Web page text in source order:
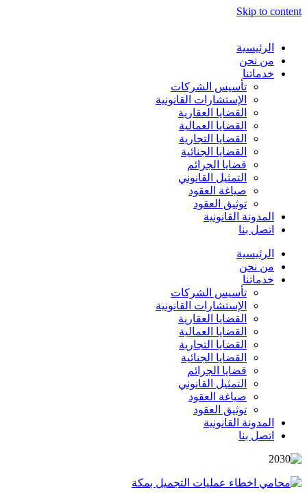
Skip to content
الرئيسية
من نحن
خدماتنا
تأسيس الشركات
الإستشارات القانونية
القضايا العقارية
القضايا العمالية
القضايا التجارية
القضايا الجنائية
قضايا الجرائم
التمثيل القانوني
صياغة العقود
توثيق العقود
المدونة القانونية
اتصل بنا
الرئيسية
من نحن
خدماتنا
تأسيس الشركات
الإستشارات القانونية
القضايا العقارية
القضايا العمالية
القضايا التجارية
القضايا الجنائية
قضايا الجرائم
التمثيل القانوني
صياغة العقود
توثيق العقود
المدونة القانونية
اتصل بنا